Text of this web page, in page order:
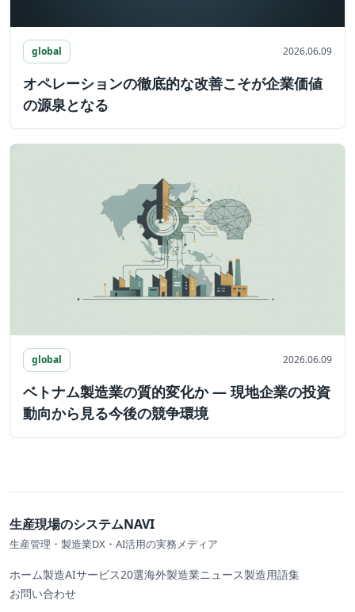
global 2026.06.09
オペレーションの徹底的な改善こそが企業価値
の源泉となる
global 2026.06.09
ベトナム製造業の質的変化か ― 現地企業の投資
動向から見る今後の競争環境
生産現場のシステムNAVI
生産管理・製造業DX・AI活用の実務メディア
ホーム製造AIサービス20選海外製造業ニュース製造用語集
お問い合わせ